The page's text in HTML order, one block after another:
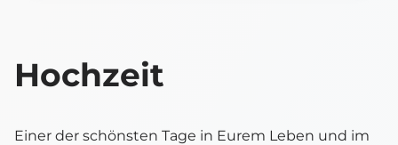
Hochzeit
Einer der schönsten Tage in Eurem Leben und im